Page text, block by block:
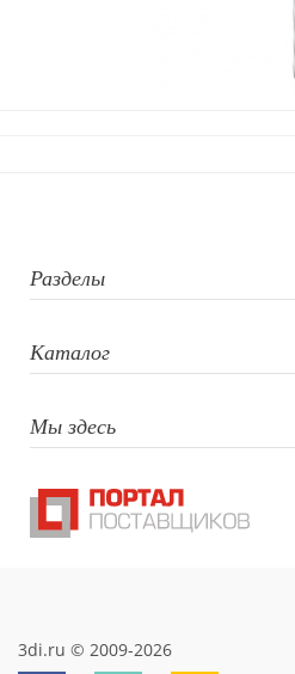
Разделы
Каталог
Мы здесь
3di.ru © 2009-2026